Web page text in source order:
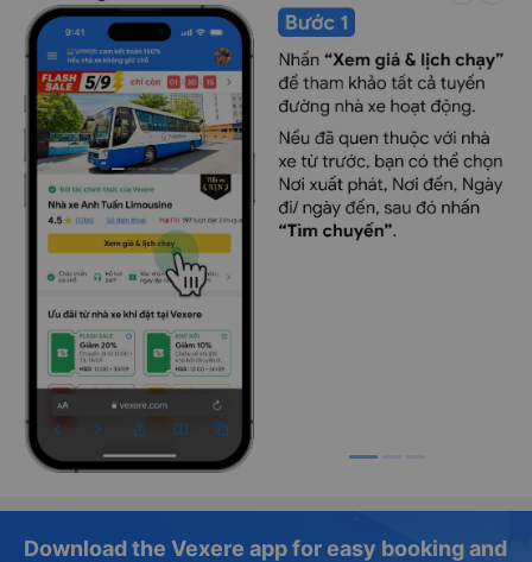
Download the Vexere app for easy booking and